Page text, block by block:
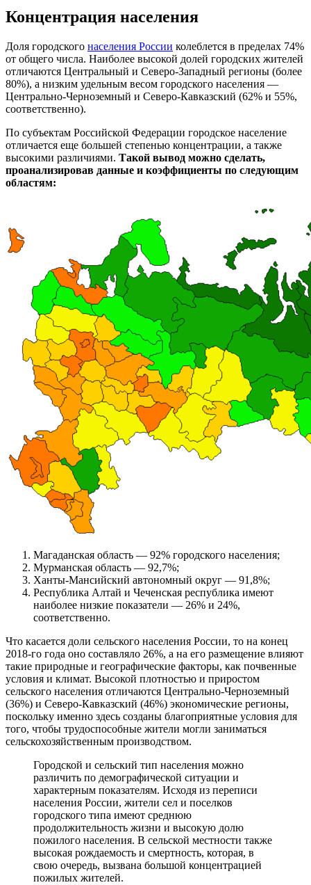
Концентрация населения
Доля городского населения России колеблется в пределах 74%
от общего числа. Наиболее высокой долей городских жителей
отличаются Центральный и Северо-Западный регионы (более
80%), а низким удельным весом городского населения —
Центрально-Черноземный и Северо-Кавказский (62% и 55%,
соответственно).
По субъектам Российской Федерации городское население
отличается еще большей степенью концентрации, а также
высокими различиями. Такой вывод можно сделать,
проанализировав данные и коэффициенты по следующим
областям:
Магаданская область — 92% городского населения;
Мурманская область — 92,7%;
Ханты-Мансийский автономный округ — 91,8%;
Республика Алтай и Чеченская республика имеют
наиболее низкие показатели — 26% и 24%,
соответственно.
Что касается доли сельского населения России, то на конец
2018-го года оно составляло 26%, а на его размещение влияют
такие природные и географические факторы, как почвенные
условия и климат. Высокой плотностью и приростом
сельского населения отличаются Центрально-Черноземный
(36%) и Северо-Кавказский (46%) экономические регионы,
поскольку именно здесь созданы благоприятные условия для
того, чтобы трудоспособные жители могли заниматься
сельскохозяйственным производством.
Городской и сельский тип населения можно
различить по демографической ситуации и
характерным показателям. Исходя из переписи
населения России, жители сел и поселков
городского типа имеют среднюю
продолжительность жизни и высокую долю
пожилого населения. В сельской местности также
высокая рождаемость и смертность, которая, в
свою очередь, вызвана большой концентрацией
пожилых жителей.